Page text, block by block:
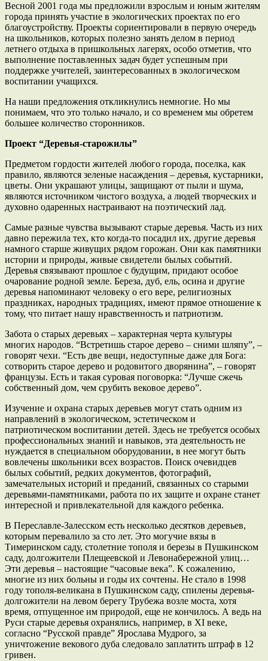
Весной 2001 года мы предложили взрослым и юным жителям
города принять участие в экологических проектах по его
благоустройству. Проекты сориентировали в первую очередь
на школьников, которых полезно занять делом в период
летнего отдыха в пришкольных лагерях, особо отметив, что
выполнение поставленных задач будет успешным при
поддержке учителей, заинтересованных в экологическом
воспитании учащихся.
На наши предложения откликнулись немногие. Но мы
понимаем, что это только начало, и со временем мы обретем
большее количество сторонников.
Проект “Деревья-старожилы”
Предметом гордости жителей любого города, поселка, как
правило, являются зеленые насаждения – деревья, кустарники,
цветы. Они украшают улицы, защищают от пыли и шума,
являются источником чистого воздуха, а людей творческих и
духовно одаренных настраивают на поэтический лад.
Самые разные чувства вызывают старые деревья. Часть из них
давно пережила тех, кто когда-то посадил их, другие деревья
намного старше живущих рядом горожан. Они как памятники
истории и природы, живые свидетели былых событий.
Деревья связывают прошлое с будущим, придают особое
очарование родной земле. Береза, дуб, ель, осина и другие
деревья напоминают человеку о его вере, религиозных
праздниках, народных традициях, имеют прямое отношение к
тому, что питает нашу нравственность и патриотизм.
Забота о старых деревьях – характерная черта культуры
многих народов. “Встретишь старое дерево – сними шляпу”, –
говорят чехи. “Есть две вещи, недоступные даже для Бога:
сотворить старое дерево и родовитого дворянина”, – говорят
французы. Есть и такая суровая поговорка: “Лучше сжечь
собственный дом, чем срубить вековое дерево”.
Изучение и охрана старых деревьев могут стать одним из
направлений в экологическом, эстетическом и
патриотическом воспитании детей. Здесь не требуется особых
профессиональных знаний и навыков, эта деятельность не
нуждается в специальном оборудовании, в нее могут быть
вовлечены школьники всех возрастов. Поиск очевидцев
былых событий, редких документов, фотографий,
замечательных историй и преданий, связанных со старыми
деревьями-памятниками, работа по их защите и охране станет
интересной и привлекательной для каждого ребенка.
В Переславле-Залесском есть несколько десятков деревьев,
которым перевалило за сто лет. Это могучие вязы в
Тимеринском саду, столетние тополя и березы в Пушкинском
саду, долгожители Плещеевской и Левонабережной улиц…
Эти деревья – настоящие “часовые века”. К сожалению,
многие из них больны и годы их сочтены. Не стало в 1998
году тополя-великана в Пушкинском саду, спилены деревья-
долгожители на левом берегу Трубежа возле моста, хотя
время, отпущенное им природой, еще не кончилось. А ведь на
Руси старые деревья охранялись, например, в XI веке,
согласно “Русской правде” Ярослава Мудрого, за
уничтожение векового дуба следовало заплатить штраф в 12
гривен.